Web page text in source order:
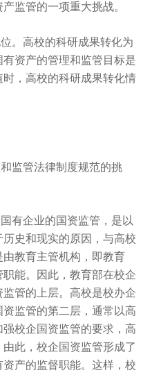
监管的一项重大挑战。
。高校的科研成果转化为
资产的管理和监管目标是
，高校的科研成果转化情
监管法律制度规范的挑
有企业的国资监管，是以
史和现实的原因，与高校
教育主管机构，即教育
能。因此，教育部在校企
管的上层。高校是校办企
监管的第二层，通常以高
校企国资监管的要求，高
此，校企国资监管形成了
产的监督职能。这样，校